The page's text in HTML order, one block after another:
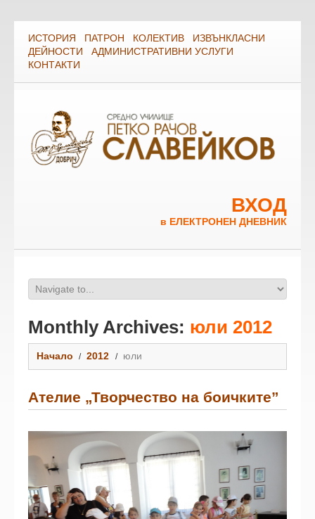
ИСТОРИЯ ПАТРОН КОЛЕКТИВ
ИЗВЪНКЛАСНИ
ДЕЙНОСТИ
АДМИНИСТРАТИВНИ УСЛУГИ
КОНТАКТИ
ВХОД
в ЕЛЕКТРОНЕН ДНЕВНИК
Monthly Archives: юли 2012
Начало 2012 юли
Ателие „Творчество на боичките”